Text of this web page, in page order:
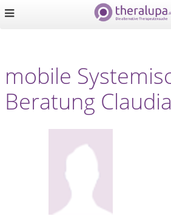
mobile
Beratung